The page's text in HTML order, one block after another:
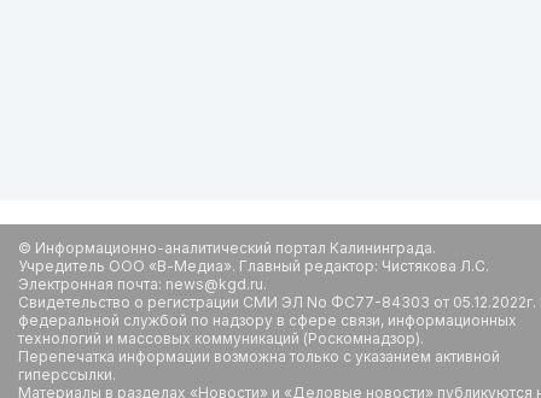
© Информационно-аналитический портал Калининграда.
Учредитель ООО «В-Медиа». Главный редактор: Чистякова Л.С.
Электронная почта: news@kgd.ru.
Свидетельство о регистрации СМИ ЭЛ No ФС77-84303 от
федеральной службой по надзору в сфере связи, информационных
технологий и массовых коммуникаций (Роскомнадзор).
Перепечатка информации возможна только с указанием активной
гиперссылки.
Материалы в разделах «Новости» и «Деловые новости» публикуются